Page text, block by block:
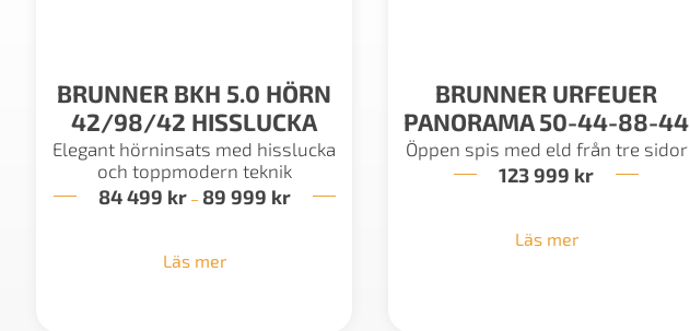
BRUNNER BKH 5.0 HÖRN
42/98/42 HISSLUCKA
Elegant hörninsats med hisslucka
och toppmodern teknik
84 499 kr – 89 999 krPrisintervall:
Läs mer
BRUNNER URFEUER
PANORAMA 50-44-88-44
Öppen spis med eld från tre sidor
123 999 kr
Läs mer